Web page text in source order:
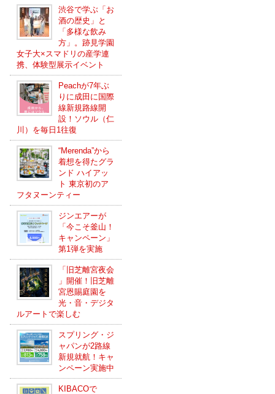
渋谷で学ぶ「お
酒の歴史」と
「多様な飲み
方」。跡見学園
女子大×スマドリの産学連
携、体験型展示イベント
Peachが7年ぶ
りに成田に国際
線新規路線開
設！ソウル（仁
川）を毎日1往復
“Merenda”から
着想を得たグラ
ンド ハイアッ
ト 東京初のア
フタヌーンティー
ジンエアーが
「今こそ釜山！
キャンペーン」
第1弾を実施
「旧芝離宮夜会
」開催！旧芝離
宮恩賜庭園を
光・音・デジタ
ルアートで楽しむ
スプリング・ジ
ャパンが2路線
新規就航！キャ
ンペーン実施中
KIBACOで